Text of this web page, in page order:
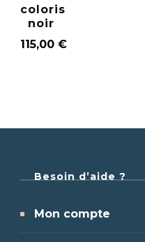
coloris
noir
115,00 €
Besoin d’aide ?
Mon compte